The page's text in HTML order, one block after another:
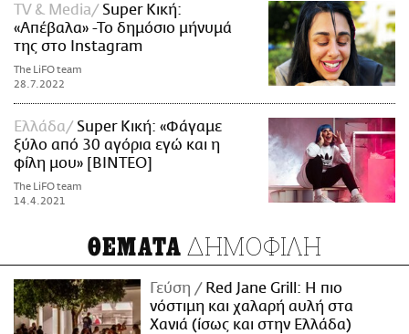
TV & Media
Super Κική:
«Απέβαλα» -Το δημόσιο μήνυμά
της στο Instagram
The LiFO team
28.7.2022
Ελλάδα
Super Κική: «Φάγαμε
ξύλο από 30 αγόρια εγώ και η
φίλη μου» [ΒΙΝΤΕΟ]
The LiFO team
14.4.2021
ΘΕΜΑΤΑ ΔΗΜΟΦΙΛΗ
Γεύση
Red Jane Grill: Η πιο
νόστιμη και χαλαρή αυλή στα
Χανιά (ίσως και στην Ελλάδα)